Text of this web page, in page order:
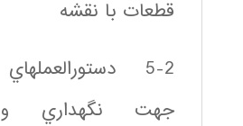
قطعات با نقشه
5-2
جهت نگهداري و